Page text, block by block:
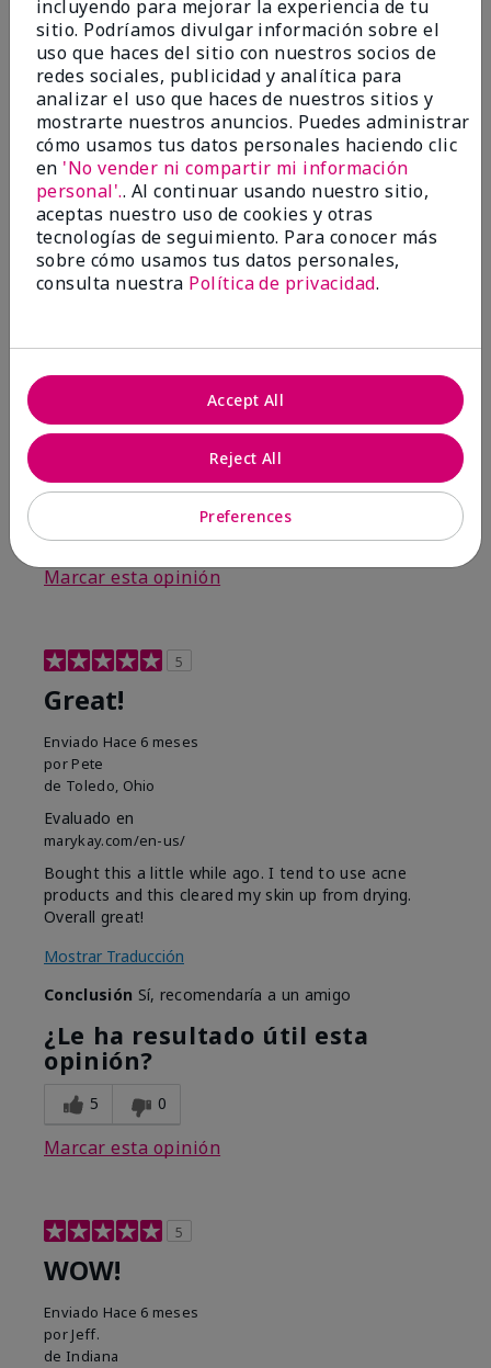
Satisfied
EnviadoHace 3 meses
porKeyrone
de LaBelle, FL
Evaluado en
marykay.com/en-us/
Since using MK products, my skin hasn't been as oily.
I've received compliments that my complexion has
improved, and most of all, my skin doesn't feel dry or
irritated after use. Moisturizers are usually hard to
Tyre, for introducing me to these products!
ConclusiónSí, recomendaría a un amigo
¿Le ha resultado útil esta
opinión?
Marcar esta opinión
5
Great!
Enviado Hace 6 meses
por Pete
de Toledo, Ohio
Evaluado en
marykay.com/en-us/
Bought this a little while ago. I tend to use acne
products and this cleared my skin up from drying.
Overall great!
Mostrar Traducción
Conclusión Sí, recomendaría a un amigo
¿Le ha resultado útil esta
opinión?
5 0
Marcar esta opinión
5
WOW!
Enviado Hace 6 meses
por Jeff.
de Indiana
incluyendo para mejorar la experiencia de tu
sitio. Podríamos divulgar información sobre el
uso que haces del sitio con nuestros socios de
redes sociales, publicidad y analítica para
analizar el uso que haces de nuestros sitios y
mostrarte nuestros anuncios. Puedes administrar
cómo usamos tus datos personales haciendo clic
en 'No vender ni compartir mi información
personal'.. Al continuar usando nuestro sitio,
aceptas nuestro uso de cookies y otras
tecnologías de seguimiento. Para conocer más
sobre cómo usamos tus datos personales,
consulta nuestra Política de privacidad.
Preferences
Reject All
Accept All